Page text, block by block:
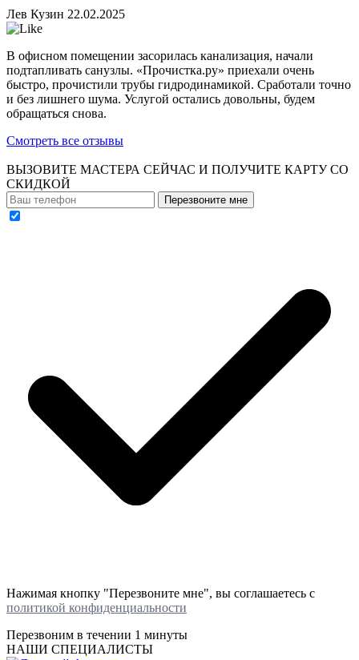
Лев Кузин 22.02.2025
В офисном помещении засорилась канализация, начали
подтапливать санузлы. «Прочистка.ру» приехали очень
быстро, прочистили трубы гидродинамикой. Сработали точно
и без лишнего шума. Услугой остались довольны, будем
обращаться снова.
Смотреть все отзывы
ВЫЗОВИТЕ МАСТЕРА СЕЙЧАС И ПОЛУЧИТЕ КАРТУ СО
СКИДКОЙ
Перезвоните мне
Нажимая кнопку "Перезвоните мне", вы соглашаетесь с
политикой конфиденциальности
Перезвоним в течении 1 минуты
НАШИ СПЕЦИАЛИСТЫ